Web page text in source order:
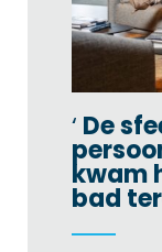
De
kwam
bad